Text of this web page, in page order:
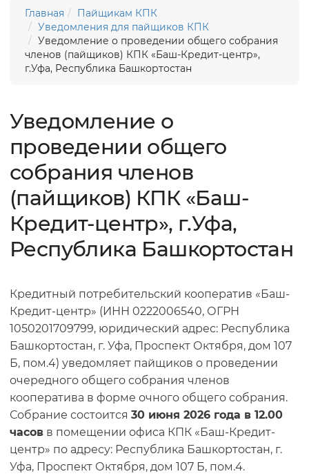
Главная
Пайщикам КПК
Уведомления для пайщиков КПК
Уведомление о проведении oбщего собрания
членов (пайщиков) КПК «Баш-Кредит-центр»,
г.Уфа, Республика Башкортостан
Уведомление о
проведении oбщего
собрания членов
(пайщиков) КПК «Баш-
Кредит-центр», г.Уфа,
Республика Башкортостан
Кредитный потребительский кооператив «Баш-
Кредит-центр» (ИНН 0222006540, ОГРН
1050201709799, юридический адрес: Республика
Башкортостан, г. Уфа, Проспект Октября, дом 107
Б, пом.4) уведомляет пайщиков о проведении
очередного общего собрания членов
кооператива в форме очного общего собрания.
Собрание состоится 30 июня 2026 года в 12.00
часов в помещении офиса КПК «Баш-Кредит-
центр» по адресу: Республика Башкортостан, г.
Уфа, Проспект Октября, дом 107 Б, пом.4.